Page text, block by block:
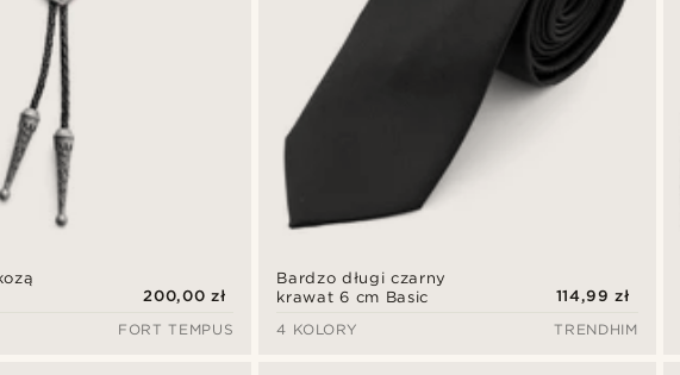
200,00 zł
FORT TEMPUS
Bardzo długi czarny
krawat 6 cm Basic
114,99 zł
4 KOLORY
TRENDHIM